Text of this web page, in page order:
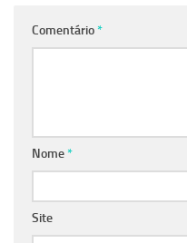
Comentário*
Nome*
Site